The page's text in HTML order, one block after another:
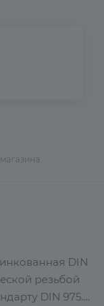
DIN
резьбой
DIN 975.